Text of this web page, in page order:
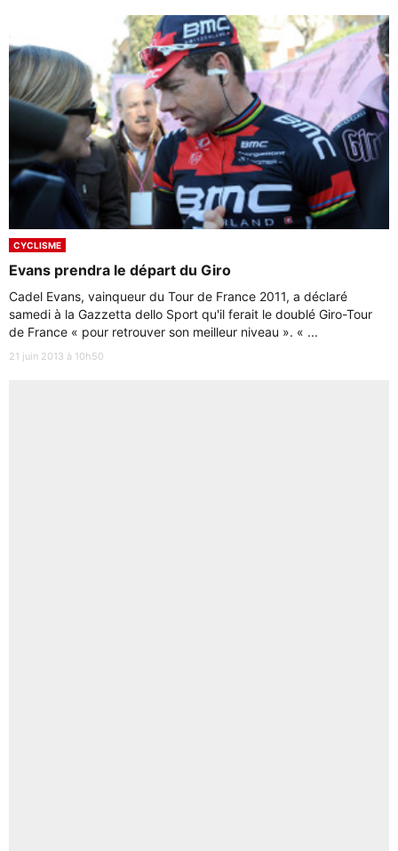
CYCLISME
Evans prendra le départ du Giro
Cadel Evans, vainqueur du Tour de France 2011, a déclaré
samedi à la Gazzetta dello Sport qu'il ferait le doublé Giro-Tour
de France « pour retrouver son meilleur niveau ». « ...
21 juin 2013 à 10h50